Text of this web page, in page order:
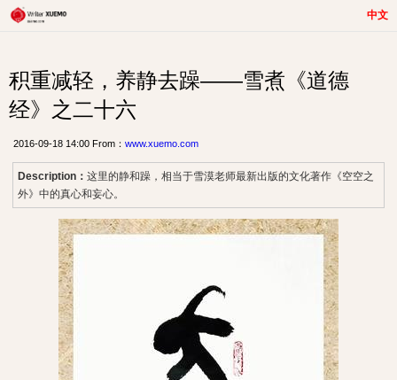
中文
积重减轻，养静去躁——雪煮《道德
经》之二十六
2016-09-18 14:00 From： www.xuemo.com
Description： 这里的静和躁，相当于雪漠老师最新出版的文化著作《空空之
外》中的真心和妄心。